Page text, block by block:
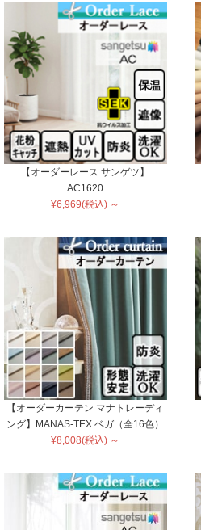
【オーダーレース サンゲツ】
AC1620
¥6,969(税込) ～
【オーダーカーテン マナトレーディ
ング】MANAS-TEX ベガ（全16色）
¥8,008(税込) ～